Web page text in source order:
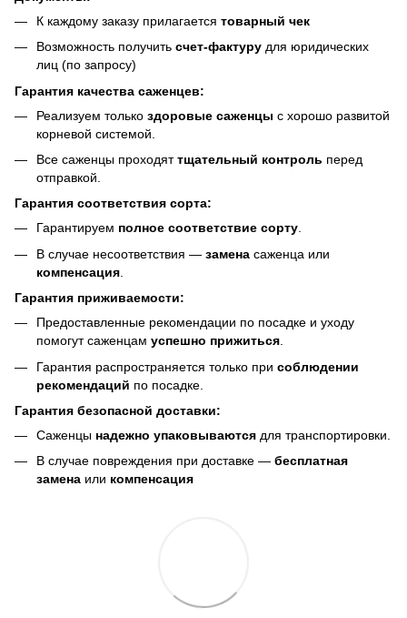
К каждому заказу прилагается товарный чек
Возможность получить счет-фактуру для юридических
лиц (по запросу)
Гарантия качества саженцев:
Реализуем только здоровые саженцы с хорошо развитой
корневой системой.
Все саженцы проходяттщательный контроль перед
отправкой.
Гарантия соответствия сорта:
Гарантируем полное соответствие сорту.
В случае несоответствия — замена саженца или
компенсация
Гарантия приживаемости:
Предоставленные рекомендации по посадке и уходу
помогут саженцам успешно прижиться
Гарантия распространяется только при соблюдении
рекомендаций по посадке.
Гарантия безопасной доставки:
Саженцы надежно упаковываются для транспортировки.
В случае повреждения при доставке — бесплатная
замена или компенсация